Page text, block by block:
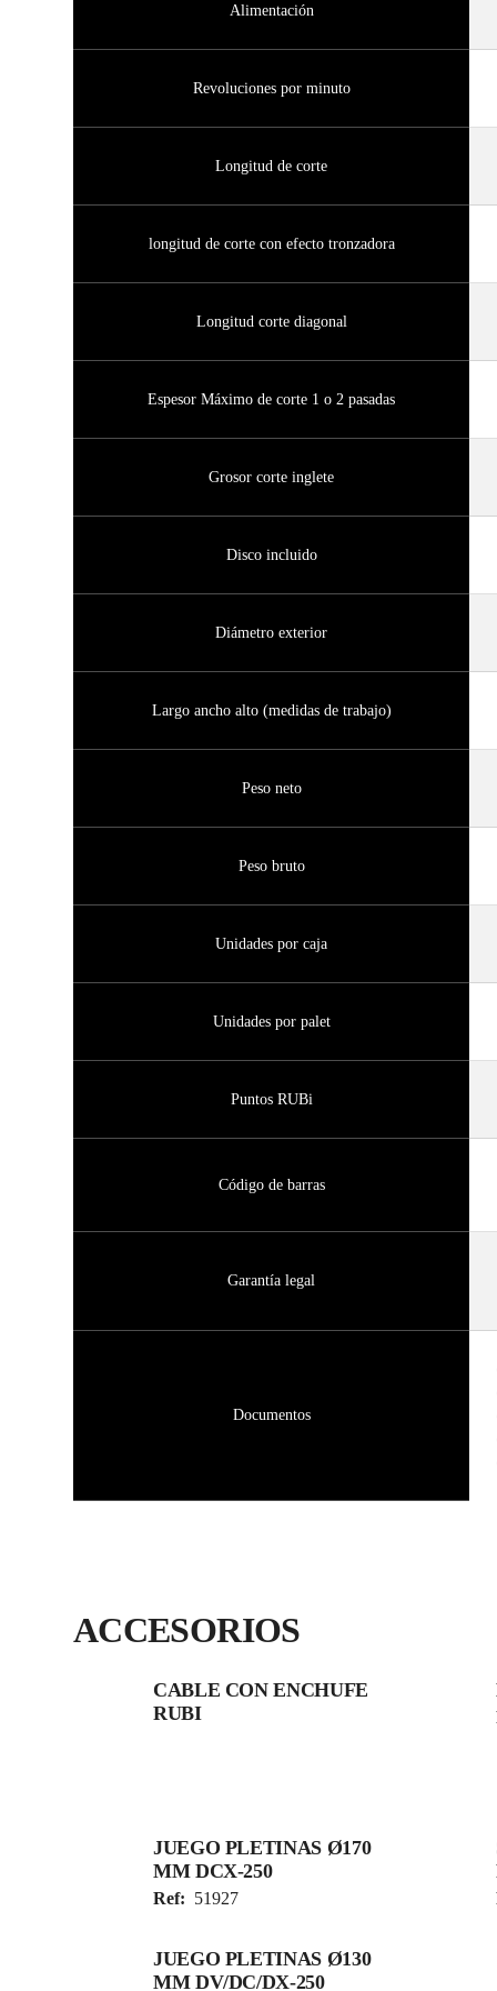
Alimentación
Revoluciones por minuto
Longitud de corte
longitud de corte con efecto tronzadora
Longitud corte diagonal
Espesor Máximo de corte 1 o 2 pasadas
Grosor corte inglete
Disco incluido
Diámetro exterior
Largo ancho alto (medidas de trabajo)
Peso neto
Peso bruto
Unidades por caja
Unidades por palet
Puntos RUBi
Código de barras
Garantía legal
Documentos
ACCESORIOS
CABLE CON ENCHUFE
RUBI
JUEGO PLETINAS Ø170
MM DCX-250
Ref: 51927
JUEGO PLETINAS Ø130
MM DV/DC/DX-250